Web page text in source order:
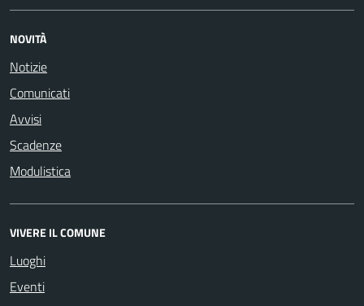
NOVITÀ
Notizie
Comunicati
Avvisi
Scadenze
Modulistica
VIVERE IL COMUNE
Luoghi
Eventi